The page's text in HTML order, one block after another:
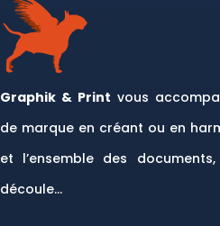
Graphik & Print vous
de marque en créant ou en
et l’ensemble des
découle…